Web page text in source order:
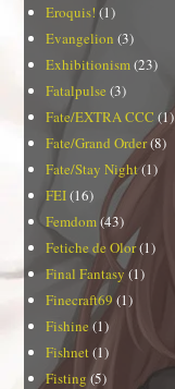
Eroquis! (1)
Evangelion (3)
Exhibitionism(23)
Fatalpulse (3)
Fate/EXTRA CCC (1)
Fate/Grand Order(8)
Fate/Stay Night(1)
FEI(16)
Femdom(43)
Fetiche de Olor(1)
Final Fantasy(1)
Finecraft69 (1)
Fishine (1)
Fishnet(1)
Fisting (5)